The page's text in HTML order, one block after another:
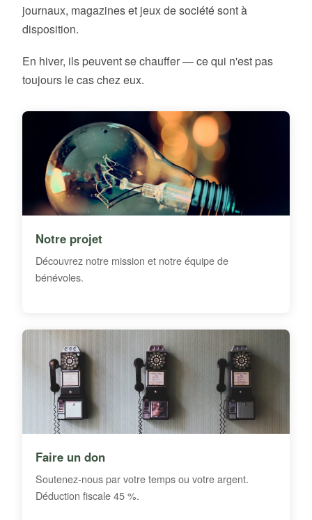
journaux, magazines et jeux de société sont à
disposition.
En hiver, ils peuvent se chauffer — ce qui n'est pas
toujours le cas chez eux.
Notre projet
Découvrez notre mission et notre équipe de
bénévoles.
Faire un don
Soutenez-nous par votre temps ou votre argent.
Déduction fiscale 45 %.